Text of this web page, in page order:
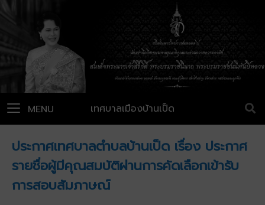
เทศบาลเมืองบ้านเป็ด
MENU
ประกาศเทศบาลตำบลบ้านเป็ด เรื่อง ประกาศ
รายชื่อผู้มีคุณสมบัติผ่านการคัดเลือกเข้ารับ
การสอบสัมภาษณ์